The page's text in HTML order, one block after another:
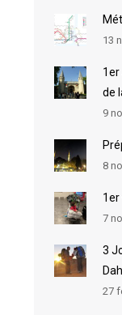
13
1er
de
9
8
1er
7
3
27